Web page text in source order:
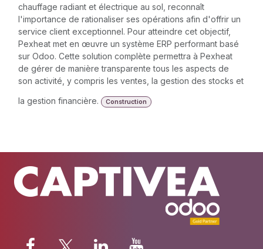
chauffage radiant et électrique au sol, reconnaît
l'importance de rationaliser ses opérations afin d'offrir un
service client exceptionnel. Pour atteindre cet objectif,
Pexheat met en œuvre un système ERP performant basé
sur Odoo. Cette solution complète permettra à Pexheat
de gérer de manière transparente tous les aspects de
son activité, y compris les ventes, la gestion des stocks et
la gestion financière.
Construction